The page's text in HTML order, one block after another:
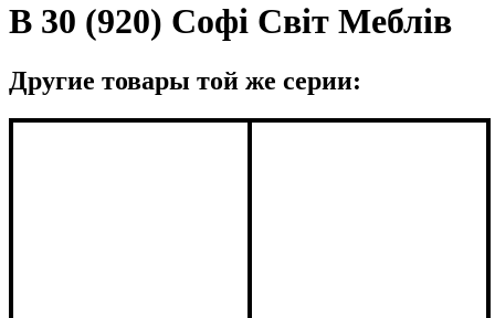
В 30 (920) Софі Світ Меблів
Другие товары той же серии: